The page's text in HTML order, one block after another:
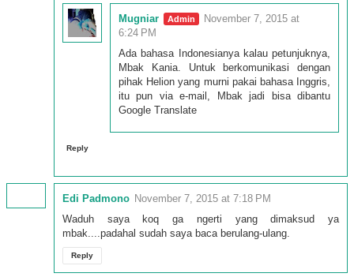
Mugniar
November 7, 2015 at
6:24 PM
Ada bahasa Indonesianya kalau petunjuknya,
Mbak Kania. Untuk berkomunikasi dengan
pihak Helion yang murni pakai bahasa Inggris,
itu pun via e-mail, Mbak jadi bisa dibantu
Google Translate
Reply
Edi Padmono November 7, 2015 at 7:18 PM
Waduh saya koq ga ngerti yang dimaksud ya
mbak....padahal sudah saya baca berulang-ulang.
Reply